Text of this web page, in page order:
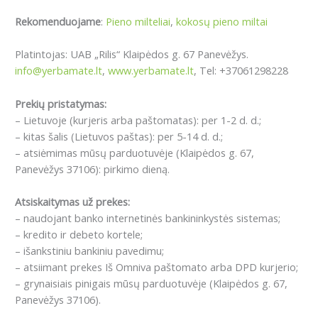
Rekomenduojame: Pieno milteliai, kokosų pieno miltai
Platintojas: UAB „Rilis“ Klaipėdos g. 67 Panevėžys.
info@yerbamate.lt, www.yerbamate.lt, Tel: +37061298228
Prekių pristatymas:
– Lietuvoje (kurjeris arba paštomatas): per 1-2 d. d.;
– kitas šalis (Lietuvos paštas): per 5-14 d. d.;
– atsiėmimas mūsų parduotuvėje (Klaipėdos g. 67,
Panevėžys 37106): pirkimo dieną.
Atsiskaitymas už prekes:
– naudojant banko internetinės bankininkystės sistemas;
– kredito ir debeto kortele;
– išankstiniu bankiniu pavedimu;
– atsiimant prekes Iš Omniva paštomato arba DPD kurjerio;
– grynaisiais pinigais mūsų parduotuvėje (Klaipėdos g. 67,
Panevėžys 37106).